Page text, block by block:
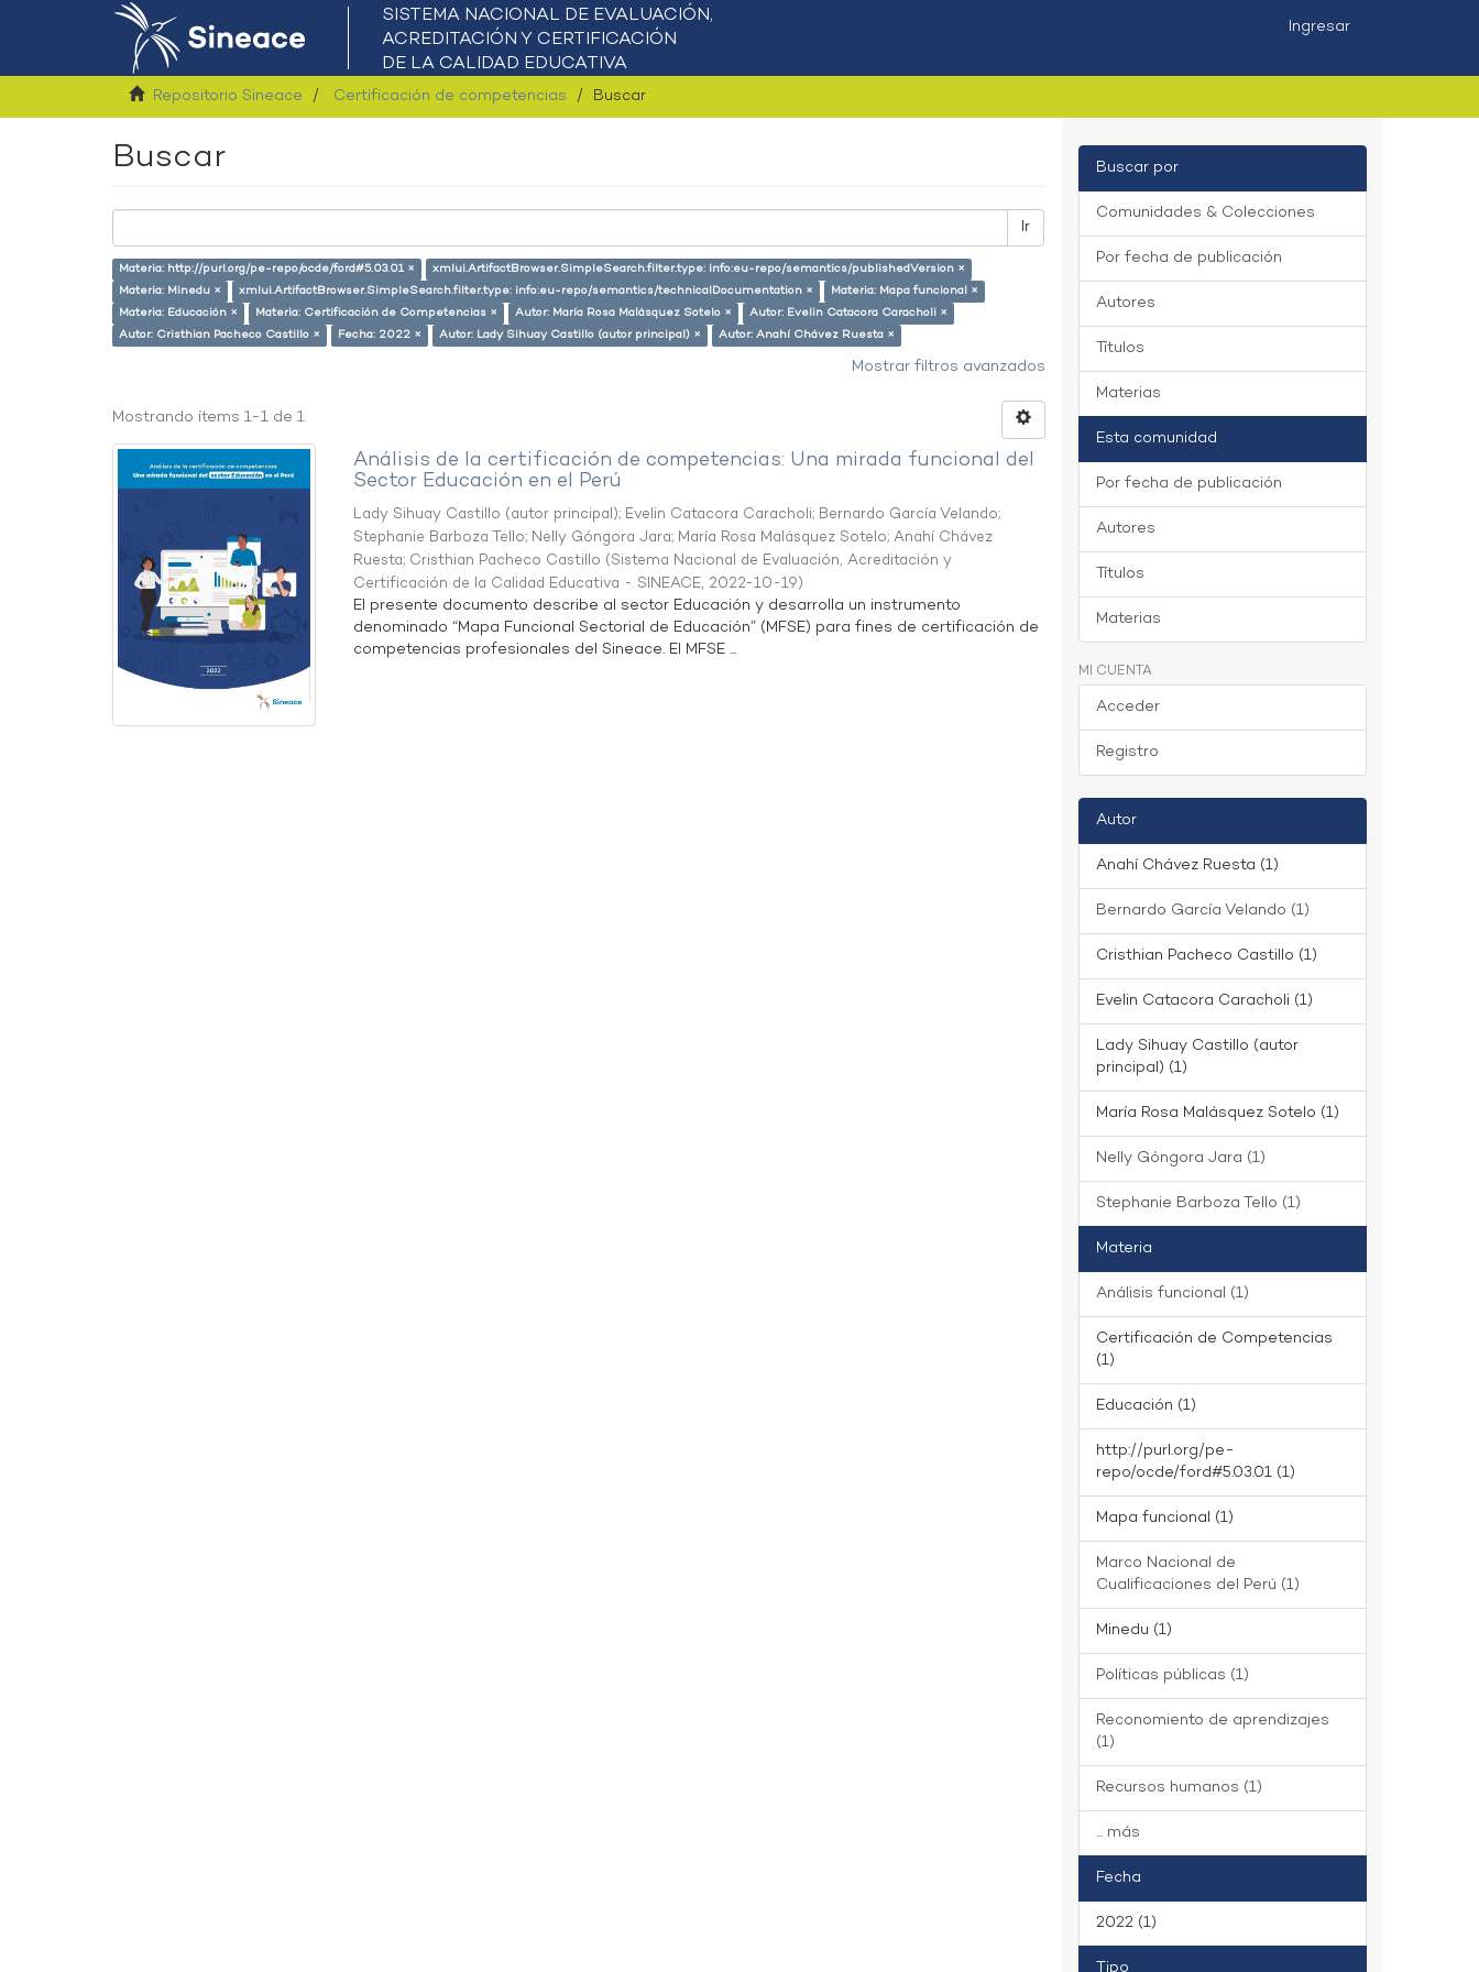
Ingresar
Repositorio Sineace Certificación de competencias Buscar
Buscar
Ir
Materia: http://purl.org/pe-repo/ocde/ford#5.03.01 ×
xmlui.ArtifactBrowser.SimpleSearch.filter.type: info:eu-repo/semantics/publishedVersion ×
Materia: Minedu ×
xmlui.ArtifactBrowser.SimpleSearch.filter.type: info:eu-repo/semantics/technicalDocumentation ×
Materia: Mapa funcional ×
Materia: Educación ×
Materia: Certificación de Competencias × Autor: María Rosa Malásquez Sotelo ×
Autor: Evelin Catacora Caracholi ×
Autor: Cristhian Pacheco Castillo ×
Fecha: 2022 × Autor: Lady Sihuay Castillo (autor principal) × Autor: Anahí Chávez Ruesta ×
Mostrar filtros avanzados
Mostrando ítems 1-1 de 1
Análisis de la certificación de competencias: Una mirada funcional del
Sector Educación en el Perú
Lady Sihuay Castillo (autor principal); Evelin Catacora Caracholi; Bernardo García Velando;
Stephanie Barboza Tello; Nelly Góngora Jara; María Rosa Malásquez Sotelo;Anahí Chávez
Ruesta; Cristhian Pacheco Castillo (Sistema Nacional de Evaluación, Acreditación y
Certificación de la Calidad Educativa - SINEACE, 2022-10-19)
El presente documento describe al sector Educación y desarrolla un instrumento
denominado “Mapa Funcional Sectorial de Educación” (MFSE) para fines de certificación de
competencias profesionales del Sineace. El MFSE ...
Buscar por
Comunidades & Colecciones
Por fecha de publicación
Autores
Títulos
Materias
Esta comunidad
Por fecha de publicación
Autores
Títulos
Materias
MI CUENTA
Acceder
Registro
Autor
Anahí Chávez Ruesta (1)
Bernardo García Velando (1)
Cristhian Pacheco Castillo (1)
Evelin Catacora Caracholi (1)
Lady Sihuay Castillo (autor
principal) (1)
María Rosa Malásquez Sotelo (1)
Nelly Góngora Jara (1)
Stephanie Barboza Tello (1)
Materia
Análisis funcional (1)
Certificación de Competencias
(1)
Educación (1)
http://purl.org/pe-
repo/ocde/ford#5.03.01 (1)
Mapa funcional (1)
Marco Nacional de
Cualificaciones del Perú (1)
Minedu (1)
Políticas públicas (1)
Reconomiento de aprendizajes
(1)
Recursos humanos (1)
... más
Fecha
2022 (1)